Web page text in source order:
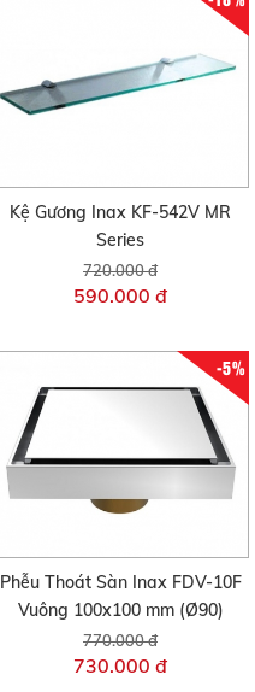
Kệ Gương Inax KF-542V MR
Series
720.000 đ
590.000 đ
-5%
Phễu Thoát Sàn Inax FDV-10F
Vuông 100x100 mm (Ø90)
770.000 đ
730.000 đ